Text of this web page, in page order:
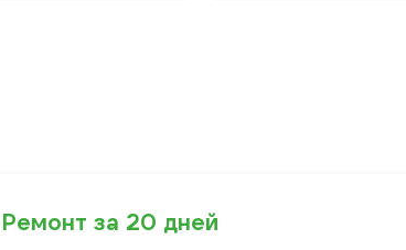
Ремонт за 20 дней